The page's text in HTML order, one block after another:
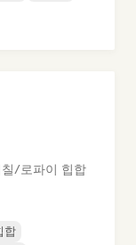
칠/로파이 힙합
합